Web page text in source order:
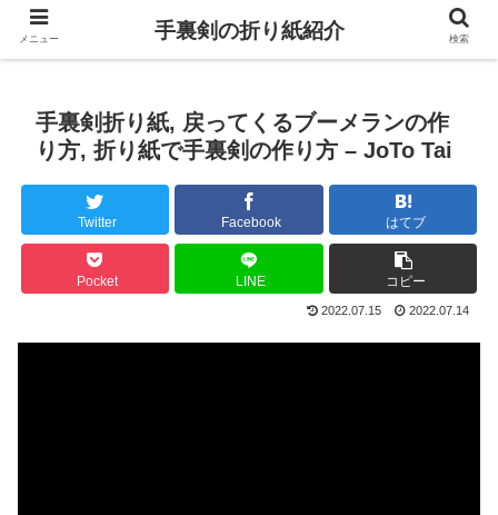
手裏剣折り紙, 戻ってくるブーメランの作
り方, 折り紙で手裏剣の作り方 – JoTo Tai
Twitter Facebook はてブ
Pocket LINE コピー
2022.07.15 2022.07.14
メニュー 手裏剣の折り紙紹介 検索